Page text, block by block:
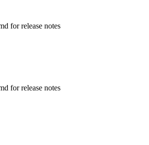
for release notes
for release notes